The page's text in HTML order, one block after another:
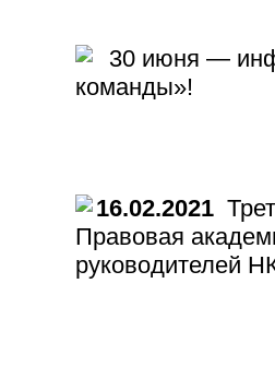
30 июня —
команды»!
16.02.2021
Правовая
руководителей